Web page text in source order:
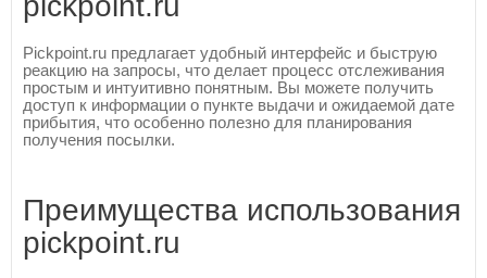
Pickpoint.ru предлагает удобный интерфейс и быструю
реакцию на запросы, что делает процесс отслеживания
простым и интуитивно понятным. Вы можете получить
доступ к информации о пункте выдачи и ожидаемой дате
прибытия, что особенно полезно для планирования
получения посылки.
Преимущества использования
pickpoint.ru